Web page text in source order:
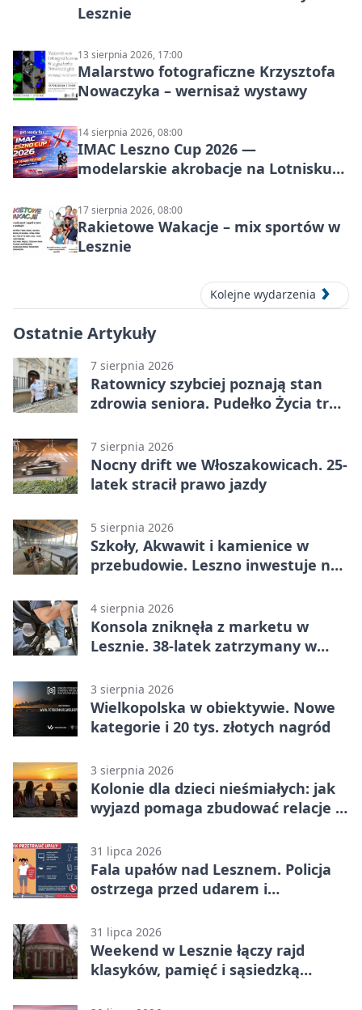
Lesznie
13 sierpnia 2026, 17:00
Malarstwo fotograficzne Krzysztofa
Nowaczyka – wernisaż wystawy
14 sierpnia 2026, 08:00
IMAC Leszno Cup 2026 —
modelarskie akrobacje na Lotnisku
17 sierpnia 2026, 08:00
Rakietowe Wakacje – mix sportów w
Lesznie
Kolejne wydarzenia
Ostatnie Artykuły
7 sierpnia 2026
Ratownicy szybciej poznają stan
zdrowia seniora. Pudełko Życia trafi
7 sierpnia 2026
Nocny drift we Włoszakowicach. 25-
latek stracił prawo jazdy
5 sierpnia 2026
Szkoły, Akwawit i kamienice w
przebudowie. Leszno inwestuje na
4 sierpnia 2026
Konsola zniknęła z marketu w
Lesznie. 38-latek zatrzymany w
3 sierpnia 2026
Wielkopolska w obiektywie. Nowe
kategorie i 20 tys. złotych nagród
3 sierpnia 2026
Kolonie dla dzieci nieśmiałych: jak
wyjazd pomaga zbudować relacje z
31 lipca 2026
Fala upałów nad Lesznem. Policja
ostrzega przed udarem i
31 lipca 2026
Weekend w Lesznie łączy rajd
klasyków, pamięć i sąsiedzką